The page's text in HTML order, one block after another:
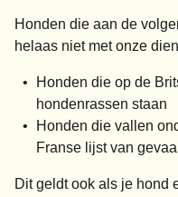
Honden die aan de
helaas niet met onze
Honden die op de
hondenrassen staan
Honden die vallen
Franse lijst van
Dit geldt ook als je hond